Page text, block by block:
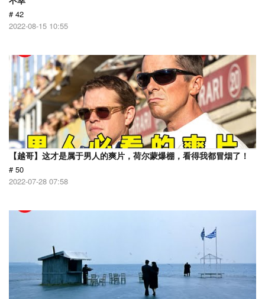
# 42
2022-08-15 10:55
【越哥】这才是属于男人的爽片，荷尔蒙爆棚，看得我都冒烟了！
# 50
2022-07-28 07:58